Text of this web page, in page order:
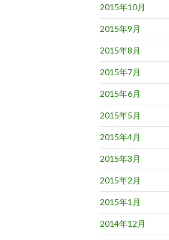
2015年10月
2015年9月
2015年8月
2015年7月
2015年6月
2015年5月
2015年4月
2015年3月
2015年2月
2015年1月
2014年12月